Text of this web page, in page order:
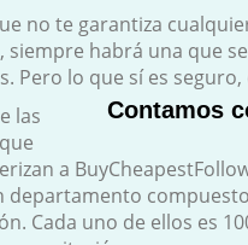
no te garantiza
siempre habrá una que
Pero lo que sí es
Contamos
las
a
departamento
Cada uno de ellos es